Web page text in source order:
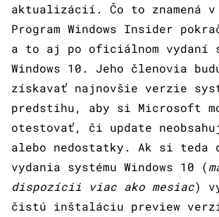
aktualizácií. Čo to znamená
Program Windows Insider
a to aj po oficiálnom vydaní
Windows 10. Jeho členovia
získavať najnovšie verzie
predstihu, aby si Microsoft
otestovať, či update
alebo nedostatky. Ak si teda
vydania systému Windows 10 (
dispozícii viac ako mesiac)
čistú inštaláciu preview